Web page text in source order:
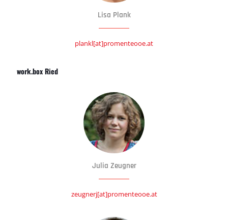
Lisa Plank
plankl[at]promenteooe.at
work.box Ried
Julia Zeugner
zeugnerj[at]promenteooe.at